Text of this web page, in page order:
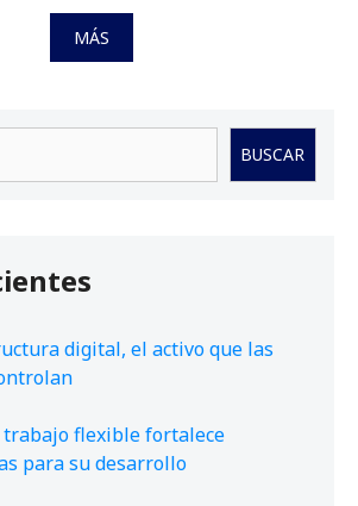
MÁS
BUSCAR
digital, el activo que las
trabajo flexible fortalece
para su desarrollo